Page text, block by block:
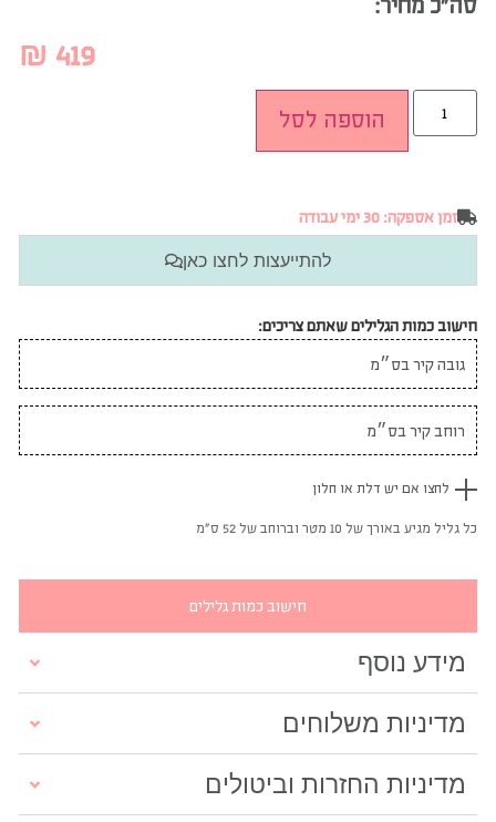
סה”כ מחיר:
₪ 419
הוספה לסל
זמן אספקה: 30 ימי עבודה
להתייעצות לחצו כאן
חישוב כמות הגלילים שאתם צריכים:
לחצו אם יש דלת או חלון
כל גליל מגיע באורך של 10 מטר וברוחב של 52 ס"מ
חישוב כמות גלילים
מידע נוסף
מדיניות משלוחים
מדיניות החזרות וביטולים